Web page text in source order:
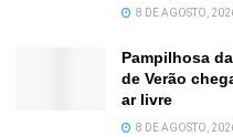
8 DE AGOSTO,
Pampilhosa
de Verão
ar livre
8 DE AGOSTO,